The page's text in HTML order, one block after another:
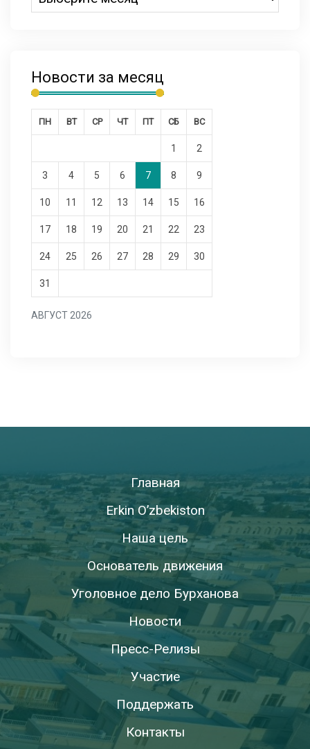
Новости за месяц
АВГУСТ 2026
ПН ВТ СР ЧТ ПТ СБ ВС
1 2
3 4 5 6 7 8 9
10 11 12 13 14 15 16
17 18 19 20 21 22 23
24 25 26 27 28 29 30
31
Главная
Erkin O’zbekiston
Наша цель
Основатель движения
Уголовное дело Бурханова
Новости
Пресс-Релизы
Участие
Поддержать
Контакты